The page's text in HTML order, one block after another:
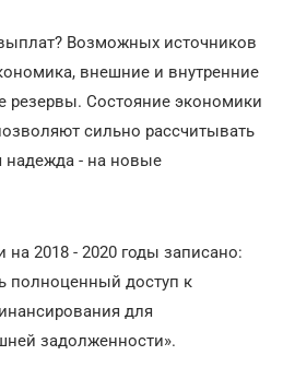
Возможных источников
внешние и внутренние
Состояние экономики
сильно рассчитывать
надежда - на новые
2018 - 2020 годы записано:
полноценный доступ к
для
задолженности».